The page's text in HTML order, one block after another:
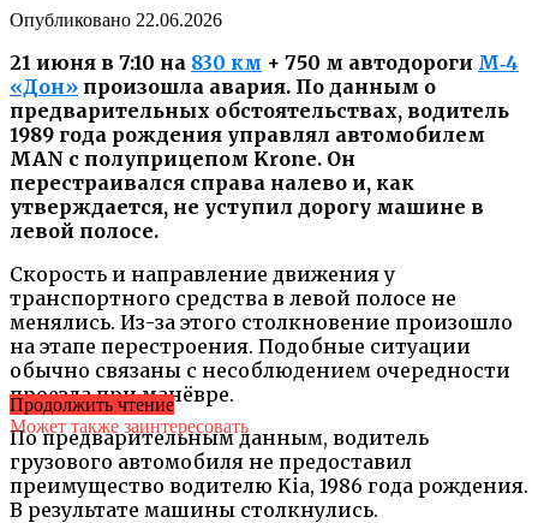
Опубликовано 22.06.2026
21 июня в 7:10 на 830 км + 750 м автодороги М‑4
«Дон» произошла авария. По данным о
предварительных обстоятельствах, водитель
1989 года рождения управлял автомобилем
MAN с полуприцепом Krone. Он
перестраивался справа налево и, как
утверждается, не уступил дорогу машине в
левой полосе.
Скорость и направление движения у
транспортного средства в левой полосе не
менялись. Из-за этого столкновение произошло
на этапе перестроения. Подобные ситуации
обычно связаны с несоблюдением очередности
проезда при манёвре.
По предварительным данным, водитель
грузового автомобиля не предоставил
преимущество водителю Kia, 1986 года рождения.
В результате машины столкнулись.
Продолжить чтение
Может также заинтересовать